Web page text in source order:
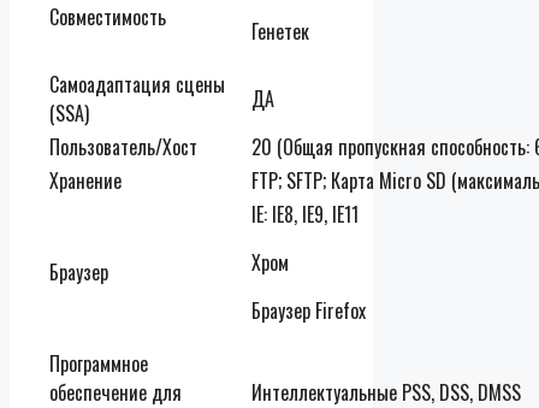
Совместимость
Генетек
Самоадаптация сцены
(SSA)
ДА
Пользователь/Хост
20 (Общая пропускная
Хранение
FTP; SFTP; Карта Micro SD
Браузер
IE: IE8, IE9, IE11
Хром
Браузер Firefox
Программное
обеспечение для
Интеллектуальные PSS, DSS, DMSS